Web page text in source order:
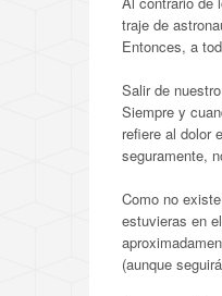
traje de
Entonces, a
Salir de
Siempre y
refiere al dolor
seguramente,
Como no
estuvieras en
(aunque